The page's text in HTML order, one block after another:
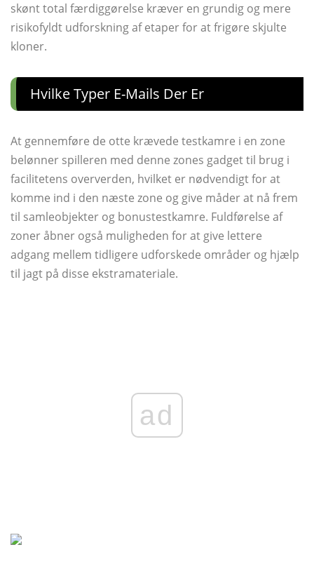
skønt total færdiggørelse kræver en grundig og mere
risikofyldt udforskning af etaper for at frigøre skjulte
kloner.
Hvilke Typer E-Mails Der Er
At gennemføre de otte krævede testkamre i en zone
belønner spilleren med denne zones gadget til brug i
facilitetens oververden, hvilket er nødvendigt for at
komme ind i den næste zone og give måder at nå frem
til samleobjekter og bonustestkamre. Fuldførelse af
zoner åbner også muligheden for at give lettere
adgang mellem tidligere udforskede områder og hjælp
til jagt på disse ekstramateriale.
ad